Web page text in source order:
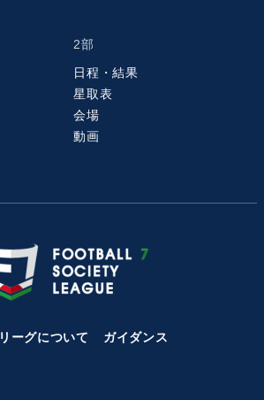
2部
日程・結果
星取表
会場
動画
リーグについて
ガイダンス